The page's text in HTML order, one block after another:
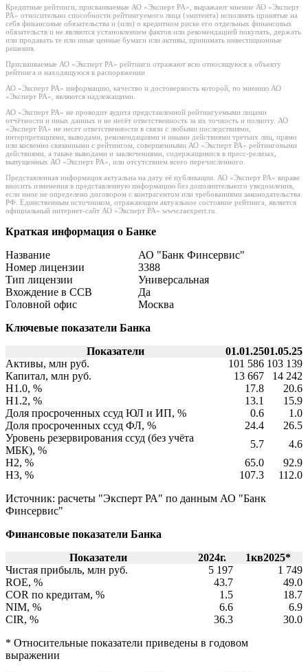
Кредитные рейтинги, присваиваемые АО «Эксперт РА», выражают мнение АО «Эксперт
РА» относительно способности рейтингуемого лица (эмитента) исполнять принятые на
себя финансовые обязательства и (или) о кредитном риске его отдельных финансовых
обязательств и не являются установлением фактов или рекомендацией покупать, держать
или продавать те или иные ценные бумаги или активы, принимать инвестиционные
решения.
Присваиваемые АО «Эксперт РА» рейтинги отражают всю относящуюся к объекту
рейтинга и находящуюся в распоряжении
АО «Эксперт РА» информацию, качество и достоверность которой, по мнению АО
«Эксперт РА», являются надлежащими.
АО «Эксперт РА» не проводит аудита представленной рейтингуемыми лицами
отчётности и иных данных и не несёт ответственность за их точность и полноту. АО
«Эксперт РА» не несет ответственности в связи с любыми последствиями,
интерпретациями, выводами, рекомендациями и иными действиями третьих лиц, прямо
или косвенно связанными с рейтингом, совершенными АО «Эксперт РА» рейтинговыми
действиями, а также выводами и заключениями, содержащимися в пресс-релизах,
выпущенных АО «Эксперт РА», или отсутствием всего перечисленного.
Представленная информация актуальна на дату её публикации. АО «Эксперт РА» вправе
вносить изменения в представленную информацию без дополнительного уведомления,
если иное не определено договором с контрагентом или требованиями законодательства
РФ. Единственным источником, отражающим актуальное состояние рейтинга, является
официальный интернет-сайт АО «Эксперт РА» www.raexpert.ru.
Краткая информация о Банке
Название
АО "Банк Финсервис"
Номер лицензии
3388
Тип лицензии
Универсальная
Вхождение в ССВ
Да
Головной офис
Москва
Ключевые показатели Банка
Показатели
01.01.2501.05.25
Активы, млн руб.
101 586 103 139
Капитал, млн руб.
13 667
14 242
Н1.0, %
17.8
20.6
Н1.2, %
13.1
15.9
Доля просроченных ссуд ЮЛ и ИП, %
0.6
1.0
Доля просроченных ссуд ФЛ, %
24.4
26.5
Уровень резервирования ссуд (без учёта
МБК), %
5.7
4.6
Н2, %
65.0
92.9
Н3, %
107.3
112.0
Источник: расчеты "Эксперт РА" по данным АО "Банк
Финсервис"
Финансовые показатели Банка
Показатели
2024г.
1кв2025*
Чистая прибыль, млн руб.
5 197
1 749
ROE, %
43.7
49.0
COR по кредитам, %
1.5
18.7
NIM, %
6.6
6.9
CIR, %
36.3
30.0
* Относительные показатели приведены в годовом
выражении